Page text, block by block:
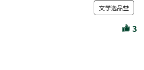
文学逸品堂
3